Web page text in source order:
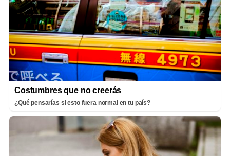
Costumbres que no creerás
¿Qué pensarías si esto fuera normal en tu país?